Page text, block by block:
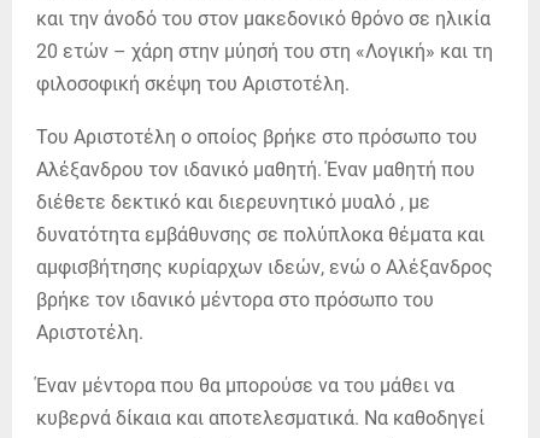
και την άνοδό του στον μακεδονικό θρόνο σε ηλικία
20 ετών – χάρη στην μύησή του στη «Λογική» και τη
φιλοσοφική σκέψη του Αριστοτέλη.
Του Αριστοτέλη ο οποίος βρήκε στο πρόσωπο του
Αλέξανδρου τον ιδανικό μαθητή. Έναν μαθητή που
διέθετε δεκτικό και διερευνητικό μυαλό , με
δυνατότητα εμβάθυνσης σε πολύπλοκα θέματα και
αμφισβήτησης κυρίαρχων ιδεών, ενώ ο Αλέξανδρος
βρήκε τον ιδανικό μέντορα στο πρόσωπο του
Αριστοτέλη.
Έναν μέντορα που θα μπορούσε να του μάθει να
κυβερνά δίκαια και αποτελεσματικά. Να καθοδηγεί